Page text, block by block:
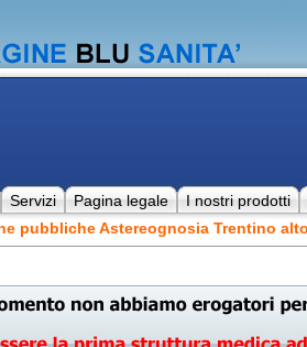
Servizi Pagina legale
I nostri prodotti
pubbliche Astereognosia Trentino